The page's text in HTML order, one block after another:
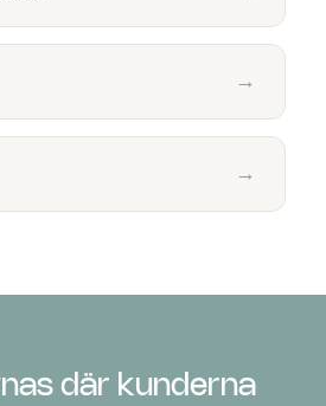
→
→
där kunderna